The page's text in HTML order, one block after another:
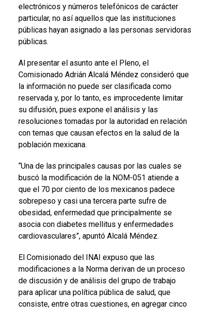
electrónicos y números telefónicos de carácter
particular, no así aquellos que las instituciones
públicas hayan asignado a las personas servidoras
públicas.
Al presentar el asunto ante el Pleno, el
Comisionado Adrián Alcalá Méndez consideró que
la información no puede ser clasificada como
reservada y, por lo tanto, es improcedente limitar
su difusión, pues expone el análisis y las
resoluciones tomadas por la autoridad en relación
con temas que causan efectos en la salud de la
población mexicana.
“Una de las principales causas por las cuales se
buscó la modificación de la NOM-051 atiende a
que el 70 por ciento de los mexicanos padece
sobrepeso y casi una tercera parte sufre de
obesidad, enfermedad que principalmente se
asocia con diabetes mellitus y enfermedades
cardiovasculares”, apuntó Alcalá Méndez.
El Comisionado del INAI expuso que las
modificaciones a la Norma derivan de un proceso
de discusión y de análisis del grupo de trabajo
para aplicar una política pública de salud, que
consiste, entre otras cuestiones, en agregar cinco